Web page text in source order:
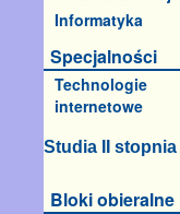
Informatyka
Specjalności
Technologie
internetowe
Studia II stopnia
Bloki obieralne